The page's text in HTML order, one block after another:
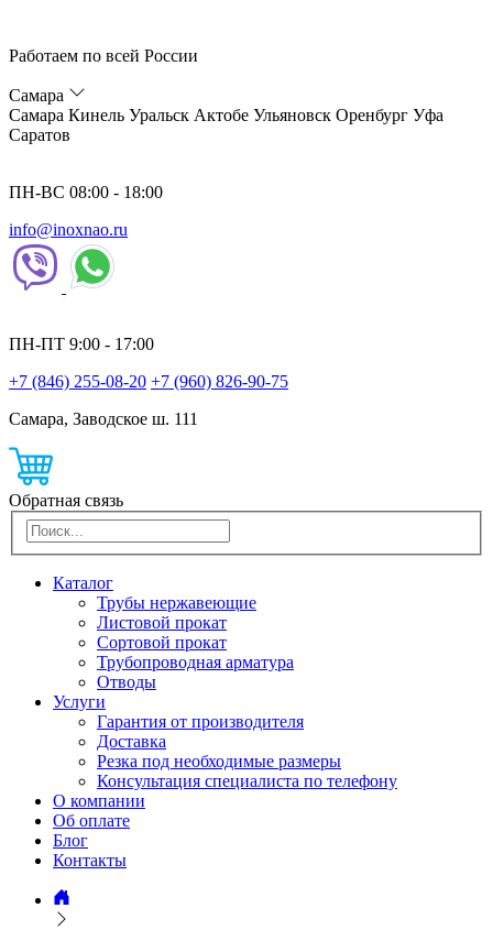
Работаем по всей России
Самара
Самара Кинель Уральск Актобе Ульяновск Оренбург Уфа
Саратов
ПН-ВС 08:00 - 18:00
info@inoxnao.ru
ПН-ПТ 9:00 - 17:00
+7 (846) 255-08-20 +7 (960) 826-90-75
Самара, Заводское ш. 111
Обратная связь
Каталог
Трубы нержавеющие
Листовой прокат
Сортовой прокат
Трубопроводная арматура
Отводы
Услуги
Гарантия от производителя
Доставка
Резка под необходимые размеры
Консультация специалиста по телефону
О компании
Об оплате
Блог
Контакты